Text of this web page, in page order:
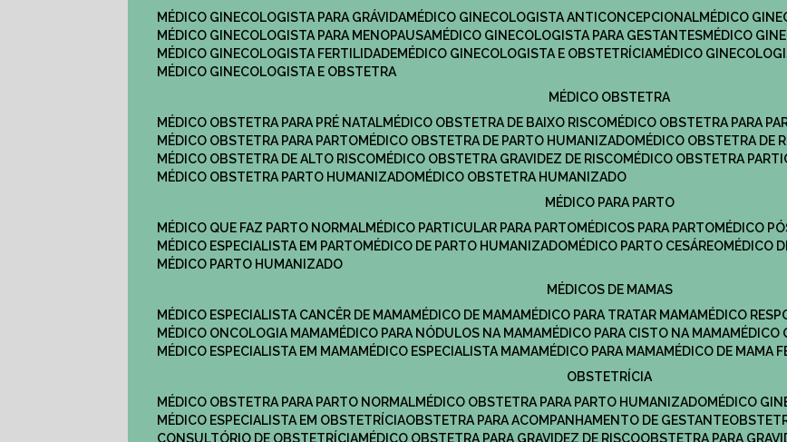
MÉDICO GINECOLOGISTA PARA GRÁVIDA
MÉDICO GINECOLOGISTA ANTICONCEPCIONAL
MÉDICO
MÉDICO GINECOLOGISTA PARA MENOPAUSA
MÉDICO GINECOLOGISTA PARA GESTANTES
MÉDICO
MÉDICO GINECOLOGISTA FERTILIDADE
MÉDICO GINECOLOGISTA E OBSTETRÍCIA
MÉDICO
MÉDICO GINECOLOGISTA E OBSTETRA
MÉDICO OBSTETRA
MÉDICO OBSTETRA PARA PRÉ NATAL
MÉDICO OBSTETRA DE BAIXO RISCO
MÉDICO OBSTETRA PARA
MÉDICO OBSTETRA PARA PARTO
MÉDICO OBSTETRA DE PARTO HUMANIZADO MÉDICO OBSTETRA DE
MÉDICO OBSTETRA DE ALTO RISCO
MÉDICO OBSTETRA GRAVIDEZ DE RISCO
MÉDICO OBSTETRA
MÉDICO OBSTETRA PARTO HUMANIZADO
MÉDICO OBSTETRA HUMANIZADO
MÉDICO PARA PARTO
MÉDICO QUE FAZ PARTO NORMAL
MÉDICO PARTICULAR PARA PARTO MÉDICOS PARA PARTO MÉDICO
MÉDICO ESPECIALISTA EM PARTO
MÉDICO DE PARTO HUMANIZADO MÉDICO PARTO CESÁREO MÉDICO
MÉDICO PARTO HUMANIZADO
MÉDICOS DE MAMAS
MÉDICO ESPECIALISTA CANCÊR DE MAMA
MÉDICO DE MAMA MÉDICO PARA TRATAR MAMA
MÉDICO
MÉDICO ONCOLOGIA MAMA
MÉDICO PARA NÓDULOS NA MAMA MÉDICO PARA CISTO NA MAMA
MÉDICO ESPECIALISTA EM MAMA
MÉDICO ESPECIALISTA MAMA MÉDICO PARA MAMA
MÉDICO DE MAMA
OBSTETRÍCIA
MÉDICO OBSTETRA PARA PARTO NORMAL
MÉDICO OBSTETRA PARA PARTO HUMANIZADO
MÉDICO
MÉDICO ESPECIALISTA EM OBSTETRÍCIA
OBSTETRA PARA ACOMPANHAMENTO DE GESTANTE
CONSULTÓRIO DE OBSTETRÍCIA
MÉDICO OBSTETRA PARA GRAVIDEZ DE RISCO OBSTETRA PARA